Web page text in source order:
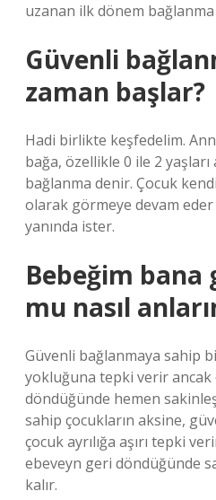
uzanan ilk dönem
Güvenli
zaman başlar?
Hadi birlikte keşfedelim.
bağa, özellikle 0 ile 2 yaşları
bağlanma denir. Çocuk
olarak görmeye devam
yanında ister.
Bebeğim bana
mu nasıl
Güvenli bağlanmaya sahip
yokluğuna tepki verir ancak
döndüğünde hemen
sahip çocukların aksine,
çocuk ayrılığa aşırı tepki
ebeveyn geri döndüğünde
kalır.